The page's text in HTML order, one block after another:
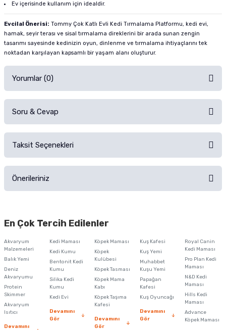
Ev içerisinde kullanım için idealdir.
Evcilal Önerisi: Tommy Çok Katlı Evli Kedi Tırmalama Platformu, kedi evi,
hamak, seyir terası ve sisal tırmalama direklerini bir arada sunan zengin
tasarımı sayesinde kedinizin oyun, dinlenme ve tırmalama ihtiyaçlarını tek
noktadan karşılayan kapsamlı bir yaşam alanı oluşturur.
Yorumlar (0)
Ürünü Satın Al ve Yorumla
Soru & Cevap
Taksit Seçenekleri
Önerileriniz
iletebilirsiniz.
Ürün resmi kalitesiz, bozuk veya görüntülenemiyor.
Ürün açıklamasında eksik bilgiler bulunuyor.
Ürün bilgilerinde hatalar bulunuyor.
Ürün fiyatı diğer sitelerden daha pahalı.
Bu ürüne benzer farklı alternatifler olmalı.
En Çok Tercih Edilenler
Akvaryum
Malzemeleri
Balık Yemi
Deniz
Akvaryumu
Protein
Skimmer
Akvaryum
Isıtıcı
Devamını
Kedi Maması
Kedi Kumu
Bentonit Kedi
Kumu
Silika Kedi
Kumu
Kedi Evi
Devamını
Gör
Köpek Maması
Köpek
Kulübesi
Köpek Tasması
Köpek Mama
Kabı
Köpek Taşıma
Kafesi
Devamını
Gör
Kuş Kafesi
Kuş Yemi
Muhabbet
Kuşu Yemi
Papağan
Kafesi
Kuş Oyuncağı
Devamını
Gör
Royal Canin
Kedi Maması
Pro Plan Kedi
Maması
N&D Kedi
Maması
Hills Kedi
Maması
Advance
Köpek Maması